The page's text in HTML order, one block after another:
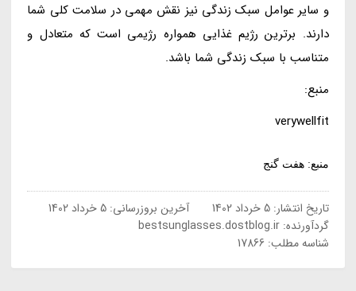
و سایر عوامل سبک زندگی نیز نقش مهمی در سلامت کلی شما
دارند. برترین رژیم غذایی همواره رژیمی است که متعادل و
متناسب با سبک زندگی شما باشد.
منبع:
verywellfit
منبع: هفت گنج
تاریخ انتشار:5 خرداد 1402 آخرین بروزرسانی:5 خرداد 1402
گردآورنده:bestsunglasses.dostblog.ir
شناسه مطلب: 17866